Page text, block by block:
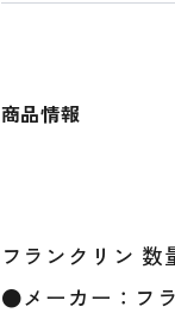
商品情報
フランクリン 数
●メーカー：フ